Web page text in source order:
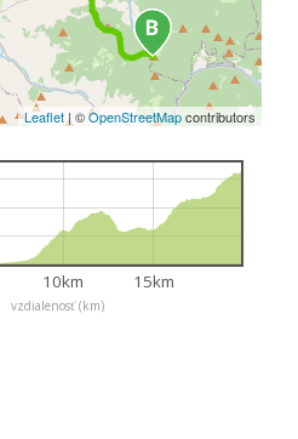
Leaflet|©OpenStreetMapcontributors
vzdialenosť (km)
10km 15km